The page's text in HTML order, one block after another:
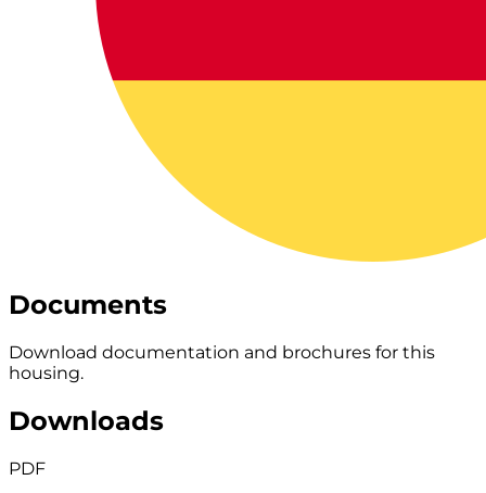
Documents
Download documentation and brochures for this
housing.
Downloads
PDF